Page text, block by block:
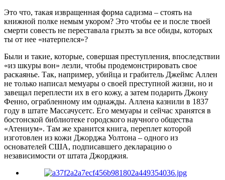
Это что, такая извращенная форма садизма – стоять на
книжной полке немым укором? Это чтобы ее и после твоей
смерти совесть не переставала грызть за все обиды, которых
ты от нее «натерпелся»?
Были и такие, которые, совершая преступления, впоследствии
«из шкуры вон» лезли, чтобы продемонстрировать свое
раскаянье. Так, например, убийца и грабитель Джеймс Аллен
не только написал мемуары о своей преступной жизни, но и
завещал переплести их в его кожу, а затем подарить Джону
Фенно, ограбленному им однажды. Аллена казнили в 1837
году в штате Массачусетс. Его мемуары и сейчас хранятся в
бостонской библиотеке городского научного общества
«Атениум». Там же хранится книга, переплет которой
изготовлен из кожи Джорджа Уолтона – одного из
основателей США, подписавшего декларацию о
независимости от штата Джорджия.